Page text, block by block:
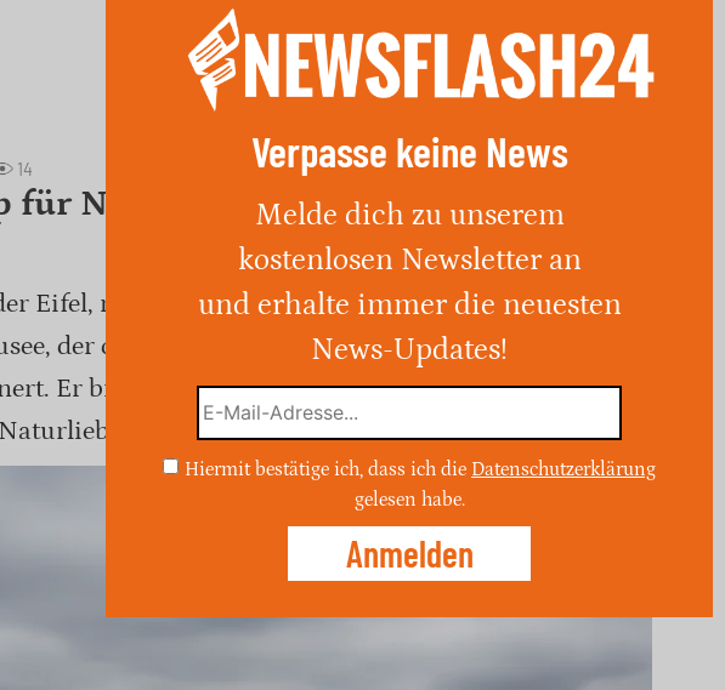
14
für Naturfreunde: Der Obersee in der
Eifel, nur 90 Minuten von Köln entfernt, ist ein
der oft übersehen wird und an die Fjorde
Er bietet ruhige Wanderwege und ist ein
Verpasse keine News
Melde dich zu unserem
kostenlosen Newsletter an
und erhalte immer die neuesten
News-Updates!
Hiermit bestätige ich, dass ich die Datenschutzerklärung
gelesen habe.